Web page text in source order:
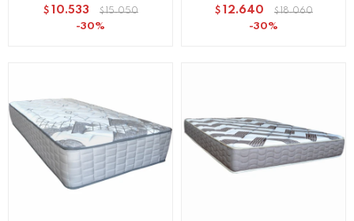
$ 10.533 $ 15.050
30
$ 12.640 $ 18.060
30